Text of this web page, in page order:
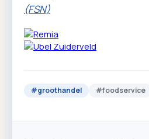
(FSN)
#groothandel #foodservice